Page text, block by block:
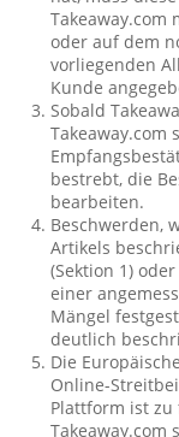
Takeaway.com
oder auf dem
vorliegenden
Kunde
Sobald
bestrebt, die
bearbeiten.
Beschwerden,
Artikels
(Sektion 1)
einer
Mängel
deutlich
Die
Online-
Plattform ist